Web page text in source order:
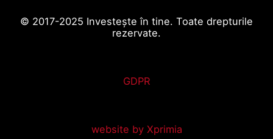
© 2017-2025 Investește în tine. Toate drepturile
rezervate.
GDPR
website by Xprimia